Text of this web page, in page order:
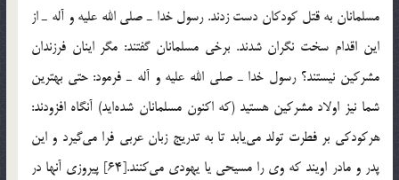
مسلمانان به قتل كودكان دست زدند. رسول خدا ـ صلی الله علیه و آله ـ از
این اقدام سخت نگران شدند. برخی مسلمانان گفتند: مگر اینان فرزندان
مشركین نیستند؟ رسول خدا ـ صلی الله علیه و آله ـ فرمود: حتی بهترین
شما نیز اولاد مشركین هستید (كه اكنون مسلمانان شده‌اید) آنگاه افزودند:
هركودكی بر فطرت تولد می‌یابد تا به تدریج زبان عربی فرا می‌گیرد و این
پدر و مادر اویند كه وی را مسیحی یا یهودی می‌كنند.[64] پیروزی آنها در